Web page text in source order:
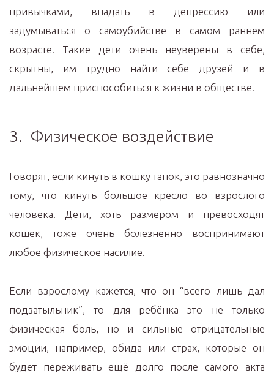
привычками, впадать в депрессию или
задумываться о самоубийстве в самом раннем
возрасте. Такие дети очень неуверены в себе,
скрытны, им трудно найти себе друзей и в
дальнейшем приспособиться к жизни в обществе.
3. Физическое воздействие
Говорят, если кинуть в кошку тапок, это равнозначно
тому, что кинуть большое кресло во взрослого
человека. Дети, хоть размером и превосходят
кошек, тоже очень болезненно воспринимают
любое физическое насилие.
Если взрослому кажется, что он “всего лишь дал
подзатыльник”, то для ребёнка это не только
физическая боль, но и сильные отрицательные
эмоции, например, обида или страх, которые он
будет переживать ещё долго после самого акта